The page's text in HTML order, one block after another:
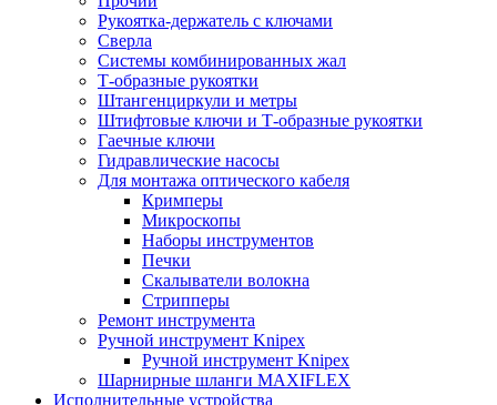
Рукоятка-держатель с ключами
Сверла
Системы комбинированных жал
Т-образные рукоятки
Штангенциркули и метры
Штифтовые ключи и Т-образные рукоятки
Гаечные ключи
Гидравлические насосы
Для монтажа оптического кабеля
Кримперы
Микроскопы
Наборы инструментов
Печки
Скалыватели волокна
Стрипперы
Ремонт инструмента
Ручной инструмент Knipex
Ручной инструмент Knipex
Шарнирные шланги MAXIFLEX
Исполнительные устройства